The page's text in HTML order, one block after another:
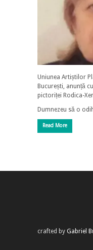
Uniunea Artiștilor
București, anunță
pictoriței Rodica-
Dumnezeu să o
Read More
crafted by Gabriel